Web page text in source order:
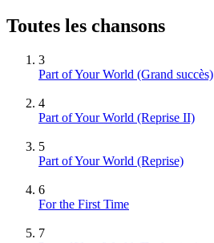
Toutes les chansons
3
Part of Your World (Grand succès)
4
Part of Your World (Reprise II)
5
Part of Your World (Reprise)
6
For the First Time
7